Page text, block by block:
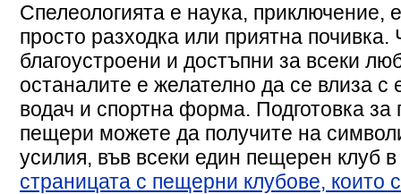
Спелеологията е наука, приключение,
просто разходка или приятна
благоустроени и достъпни за всеки
останалите е желателно да се влиза
водач и спортна форма. Подготовка за
пещери можете да получите на
усилия, във всеки един пещерен клуб
страницата с пещерни клубове, които